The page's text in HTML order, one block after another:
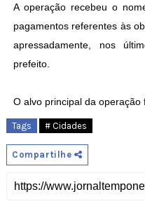
A operação recebeu o
pagamentos referentes às
apressadamente, nos
prefeito.
O alvo principal da
Tags # Cidades
Compartilhe